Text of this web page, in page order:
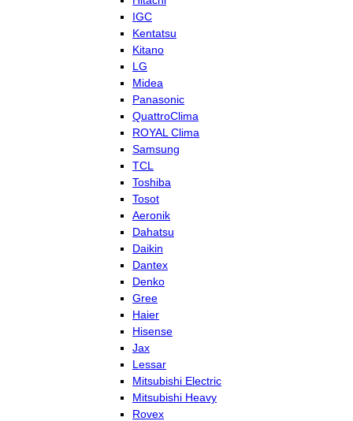
IGC
Kentatsu
Kitano
LG
Midea
Panasonic
QuattroClima
ROYAL Clima
Samsung
TCL
Toshiba
Tosot
Aeronik
Dahatsu
Daikin
Dantex
Denko
Gree
Haier
Hisense
Jax
Lessar
Mitsubishi Electric
Mitsubishi Heavy
Rovex